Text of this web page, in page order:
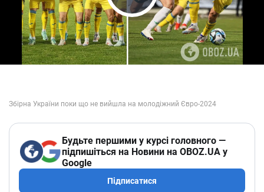
Play Video
Будьте першими у курсі головного —
підпишіться на Новини на OBOZ.UA у
Google
Підписатися